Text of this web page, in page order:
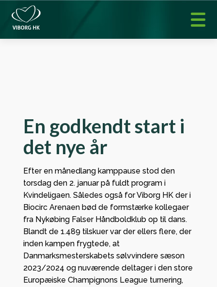
En godkendt start i
det nye år
Efter en månedlang kamppause stod den
torsdag den 2. januar på fuldt program i
Kvindeligaen. Således også for Viborg HK der i
Biocirc Arenaen bød de formstærke kollegaer
fra Nykøbing Falser Håndboldklub op til dans.
Blandt de 1.489 tilskuer var der ellers flere, der
inden kampen frygtede, at
Danmarksmesterskabets sølvvindere sæson
2023/2024 og nuværende deltager i den store
Europæiske Champignons League turnering,